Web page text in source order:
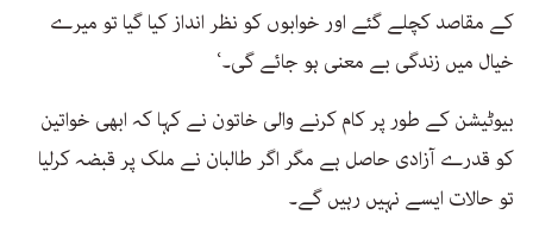
کے مقاصد کچلے گئے اور خوابوں کو نظر انداز کیا گیا تو میرے
خیال میں زندگی بے معنی ہو جائے گی۔‘
بیوٹیشن کے طور پر کام کرنے والی خاتون نے کہا کہ ابھی خواتین
کو قدرے آزادی حاصل ہے مگر اگر طالبان نے ملک پر قبضہ کرلیا
تو حالات ایسے نہیں رہیں گے۔